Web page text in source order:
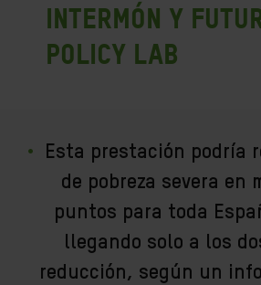
Intermón y
Policy Lab
Esta prestación podría
de pobreza severa en
puntos para toda
llegando solo a los
reducción, según un